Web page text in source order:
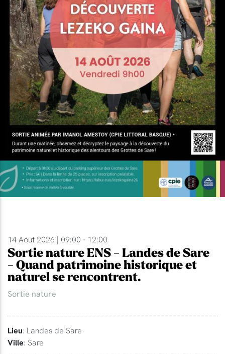
14 Aout 2026 | 09:00 - 12:00
Sortie nature ENS - Landes de Sare
- Quand patrimoine historique et
naturel se rencontrent.
Sortie nature
Lieu: Landes de Sare
Ville: Sare